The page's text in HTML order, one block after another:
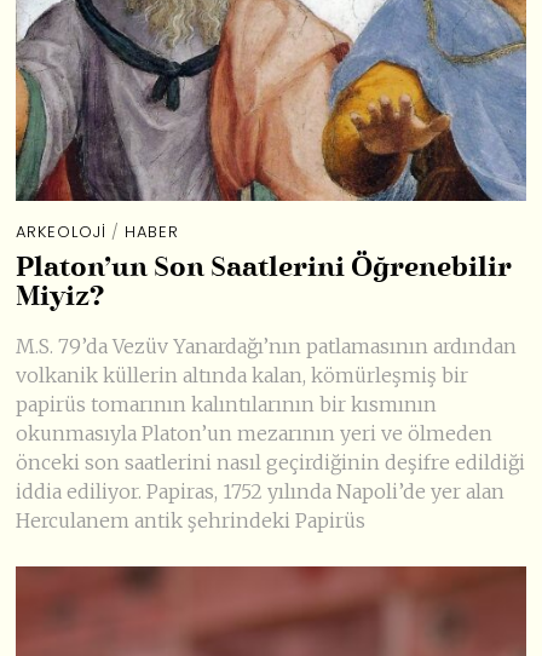
ARKEOLOJI / HABER
Platon’un Son Saatlerini Öğrenebilir
Miyiz?
M.S. 79’da Vezüv Yanardağı’nın patlamasının ardından
volkanik küllerin altında kalan, kömürleşmiş bir
papirüs tomarının kalıntılarının bir kısmının
okunmasıyla Platon’un mezarının yeri ve ölmeden
önceki son saatlerini nasıl geçirdiğinin deşifre edildiği
iddia ediliyor. Papiras, 1752 yılında Napoli’de yer alan
Herculanem antik şehrindeki Papirüs